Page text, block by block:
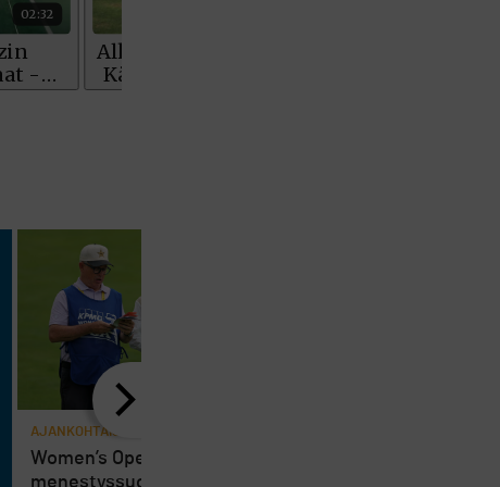
AJANKOHTAISTA
Women’s Openin
menestyssuosikki Charley